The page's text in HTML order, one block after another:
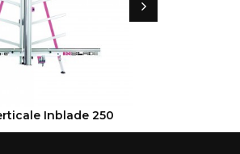
LE PRODUIT
Inblade 250